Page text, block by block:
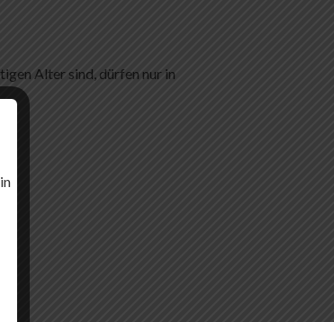
Alter sind, dürfen nur in
in